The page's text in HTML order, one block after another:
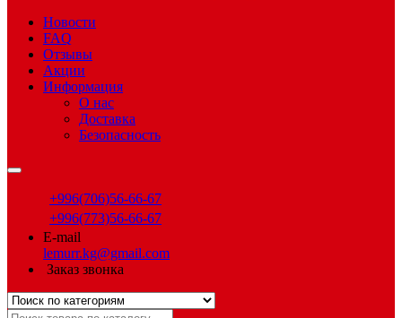
Новости
FAQ
Отзывы
Акции
Информация
О нас
Доставка
Безопасность
+996(706)56-66-67
+996(773)56-66-67
E-mail
lemurr.kg@gmail.com
Заказ звонка